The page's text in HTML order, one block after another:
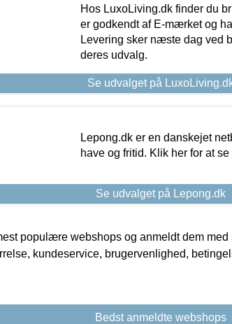
Hos LuxoLiving.dk finder du
er godkendt af E-mærket og
Levering sker næste dag ved
deres udvalg.
Se udvalget på
Lepong.dk er en danskejet
have og fritid. Klik her for at
Se udvalget på Lepong.dk
populære webshops og anmeldt dem med
kundeservice, brugervenlighed,
Bedst anmeldte webshops